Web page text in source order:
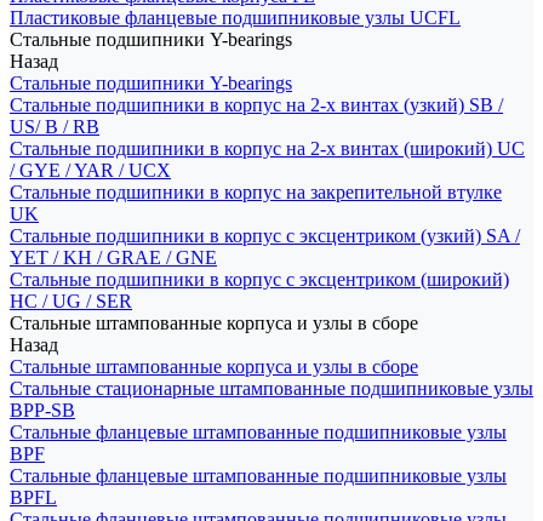
Пластиковые фланцевые подшипниковые узлы UCFL
Стальные подшипники Y-bearings
Назад
Стальные подшипники Y-bearings
Стальные подшипники в корпус на 2-х винтах (узкий) SB /
US/ B / RB
Стальные подшипники в корпус на 2-х винтах (широкий) UC
/ GYE / YAR / UCX
Стальные подшипники в корпус на закрепительной втулке
UK
Стальные подшипники в корпус с эксцентриком (узкий) SA /
YET / KH / GRAE / GNE
Стальные подшипники в корпус с эксцентриком (широкий)
HC / UG / SER
Стальные штампованные корпуса и узлы в сборе
Назад
Стальные штампованные корпуса и узлы в сборе
Стальные стационарные штампованные подшипниковые узлы
BPP-SB
Стальные фланцевые штампованные подшипниковые узлы
BPF
Стальные фланцевые штампованные подшипниковые узлы
BPFL